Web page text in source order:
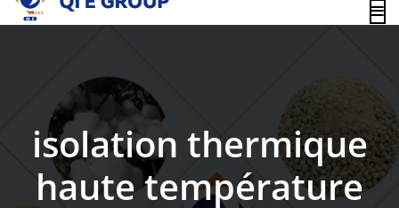
content
isolation thermique
haute température